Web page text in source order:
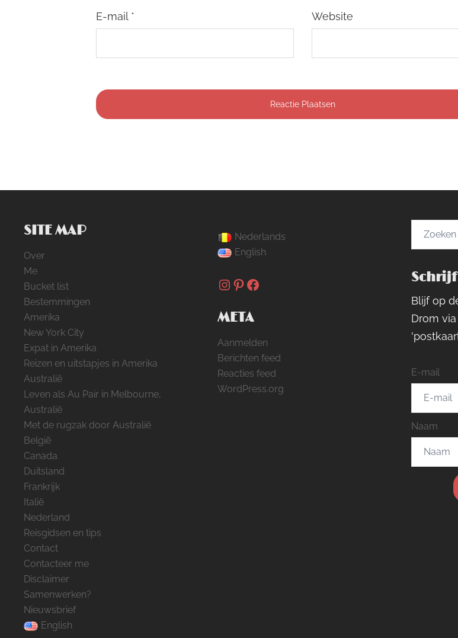
E-mail * Website
SITE MAP
Over
Me
Bucket list
Bestemmingen
Amerika
New York City
Expat in Amerika
Reizen en uitstapjes in Amerika
Australië
Leven als Au Pair in Melbourne,
Australië
Met de rugzak door Australië
België
Canada
Duitsland
Frankrijk
Italië
Nederland
Reisgidsen en tips
Contact
Contacteer me
Disclaimer
Samenwerken?
Nieuwsbrief
English
Nederlands
English
Instagram
Pinterest
Facebook
META
Aanmelden
Berichten feed
Reacties feed
WordPress.org
Blijf op
Drom
E-mail
Naam